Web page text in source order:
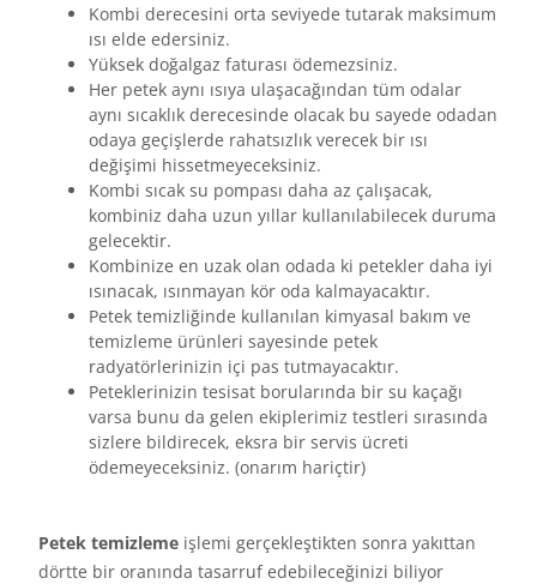
Kombi derecesini orta seviyede tutarak maksimum
ısı elde edersiniz.
Yüksek doğalgaz faturası ödemezsiniz.
Her petek aynı ısıya ulaşacağından tüm odalar
aynı sıcaklık derecesinde olacak bu sayede odadan
odaya geçişlerde rahatsızlık verecek bir ısı
değişimi hissetmeyeceksiniz.
Kombi sıcak su pompası daha az çalışacak,
kombiniz daha uzun yıllar kullanılabilecek duruma
gelecektir.
Kombinize en uzak olan odada ki petekler daha iyi
ısınacak, ısınmayan kör oda kalmayacaktır.
Petek temizliğinde kullanılan kimyasal bakım ve
temizleme ürünleri sayesinde petek
radyatörlerinizin içi pas tutmayacaktır.
Peteklerinizin tesisat borularında bir su kaçağı
varsa bunu da gelen ekiplerimiz testleri sırasında
sizlere bildirecek, eksra bir servis ücreti
ödemeyeceksiniz. (onarım hariçtir)
Petek temizleme işlemi gerçekleştikten sonra yakıttan
dörtte bir oranında tasarruf edebileceğinizi biliyor